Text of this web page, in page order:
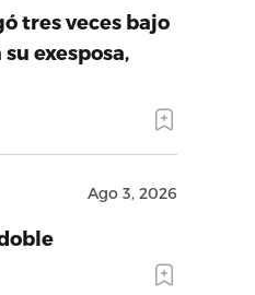
tres veces bajo
exesposa,
Ago 3, 2026